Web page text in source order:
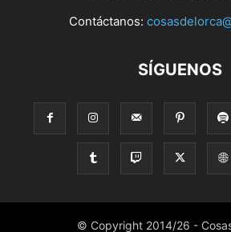
Contáctanos:
SÍGUENOS
© Copyright 2014/26 -